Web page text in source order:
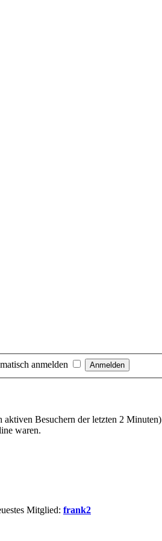
anmelden
aktiven Besuchern der letzten 2 Minuten)
waren.
Mitglied: frank2